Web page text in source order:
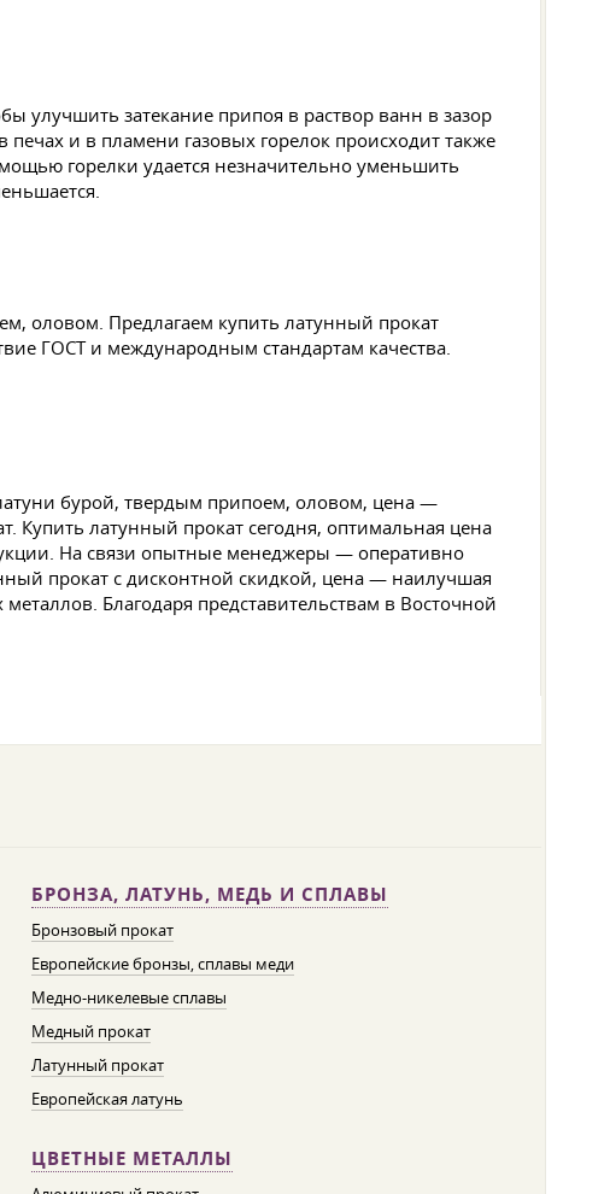
улучшить затекание припоя в раствор ванн в зазор
и в пламени газовых горелок происходит также
горелки удается незначительно уменьшить
оловом. Предлагаем купить латунный прокат
ГОСТ и международным стандартам качества.
бурой, твердым припоем, оловом, цена —
Купить латунный прокат сегодня, оптимальная цена
На связи опытные менеджеры — оперативно
прокат с дисконтной скидкой, цена — наилучшая
Благодаря представительствам в Восточной
БРОНЗА, ЛАТУНЬ, МЕДЬ И СПЛАВЫ
Бронзовый прокат
Европейские бронзы, сплавы меди
Медно-никелевые сплавы
Медный прокат
Латунный прокат
Европейская латунь
ЦВЕТНЫЕ МЕТАЛЛЫ